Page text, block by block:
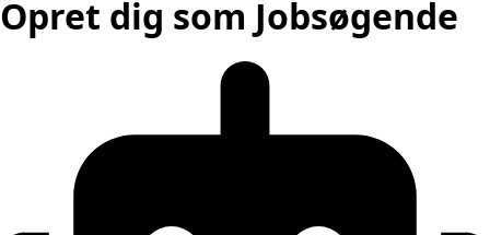
Opret dig som Jobsøgende